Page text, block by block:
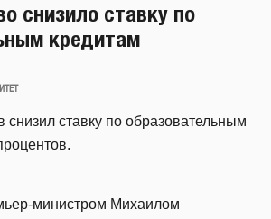
снизило ставку по
кредитам
снизил ставку по образовательным
министром Михаилом